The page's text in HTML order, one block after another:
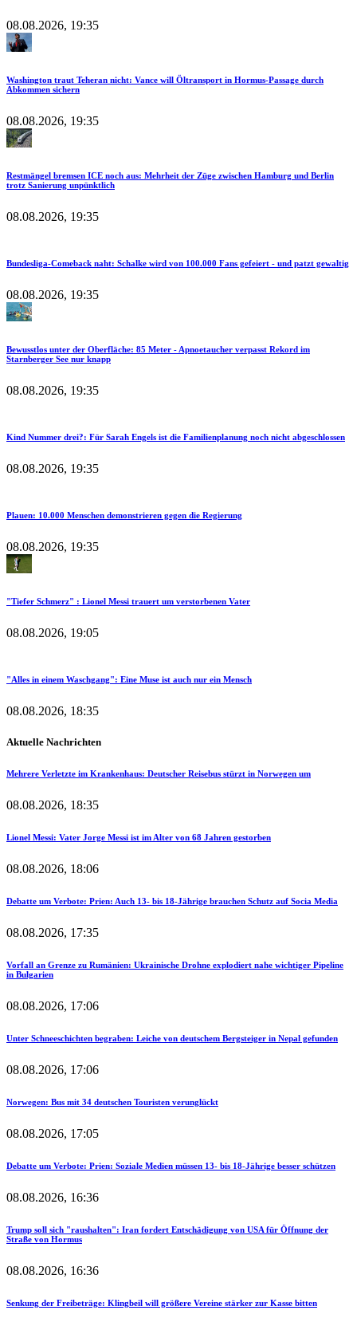
08.08.2026, 19:35
Washington traut Teheran nicht: Vance will Öltransport in Hormus-Passage durch
Abkommen sichern
08.08.2026, 19:35
Restmängel bremsen ICE noch aus: Mehrheit der Züge zwischen Hamburg und Berlin
trotz Sanierung unpünktlich
08.08.2026, 19:35
Bundesliga-Comeback naht: Schalke wird von 100.000 Fans gefeiert - und patzt gewaltig
08.08.2026, 19:35
Bewusstlos unter der Oberfläche: 85 Meter - Apnoetaucher verpasst Rekord im
Starnberger See nur knapp
08.08.2026, 19:35
Kind Nummer drei?: Für Sarah Engels ist die Familienplanung noch nicht abgeschlossen
08.08.2026, 19:35
Plauen: 10.000 Menschen demonstrieren gegen die Regierung
08.08.2026, 19:35
"Tiefer Schmerz" : Lionel Messi trauert um verstorbenen Vater
08.08.2026, 19:05
"Alles in einem Waschgang": Eine Muse ist auch nur ein Mensch
08.08.2026, 18:35
Aktuelle Nachrichten
Mehrere Verletzte im Krankenhaus: Deutscher Reisebus stürzt in Norwegen um
08.08.2026, 18:35
Lionel Messi: Vater Jorge Messi ist im Alter von 68 Jahren gestorben
08.08.2026, 18:06
Debatte um Verbote: Prien: Auch 13- bis 18-Jährige brauchen Schutz auf Socia Media
08.08.2026, 17:35
Vorfall an Grenze zu Rumänien: Ukrainische Drohne explodiert nahe wichtiger Pipeline
in Bulgarien
08.08.2026, 17:06
Unter Schneeschichten begraben: Leiche von deutschem Bergsteiger in Nepal gefunden
08.08.2026, 17:06
Norwegen: Bus mit 34 deutschen Touristen verunglückt
08.08.2026, 17:05
Debatte um Verbote: Prien: Soziale Medien müssen 13- bis 18-Jährige besser schützen
08.08.2026, 16:36
Trump soll sich "raushalten": Iran fordert Entschädigung von USA für Öffnung der
Straße von Hormus
08.08.2026, 16:36
Senkung der Freibeträge: Klingbeil will größere Vereine stärker zur Kasse bitten